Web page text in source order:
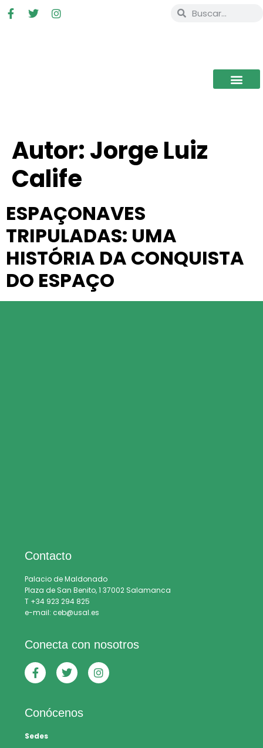
Autor:Jorge Luiz
Calife
ESPAÇONAVES
TRIPULADAS: UMA
HISTÓRIA DA CONQUISTA
DO ESPAÇO
Contacto
Palacio de Maldonado
Plaza de San Benito, 1 37002 Salamanca
T +34 923 294 825
e-mail: ceb@usal.es
Conecta con nosotros
Conócenos
Sedes